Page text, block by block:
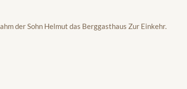
der Sohn Helmut das Berggasthaus Zur Einkehr.